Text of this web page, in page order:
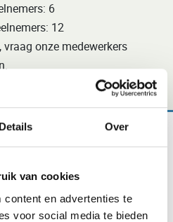
Details Over
van cookies
en advertenties te
voor social media te bieden
6
12
vraag onze medewerkers